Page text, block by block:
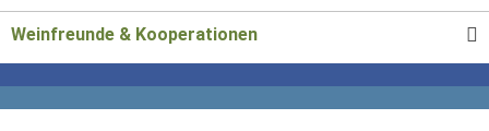
Weinfreunde & Kooperationen